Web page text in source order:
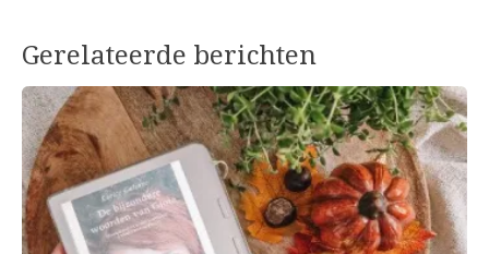
Gerelateerde berichten